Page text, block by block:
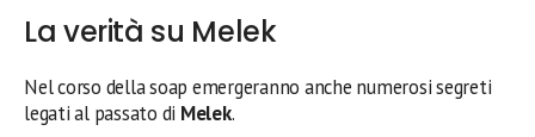
La verità su Melek
Nel corso della soap emergeranno anche numerosi segreti
legati al passato di Melek.